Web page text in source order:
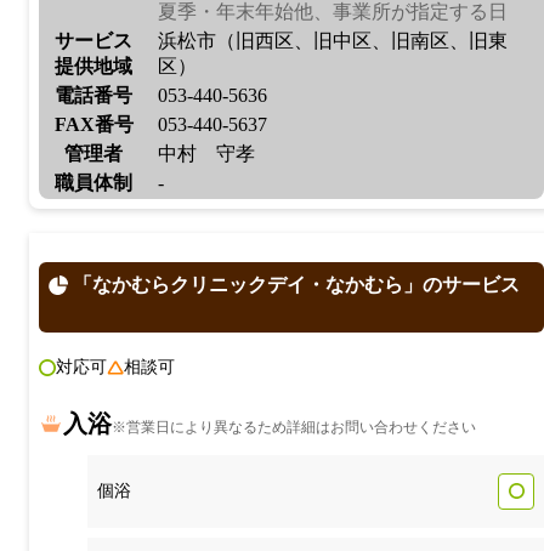
夏季・年末年始他、事業所が指定する日
サービス
提供地域
浜松市（旧西区、旧中区、旧南区、旧東
区）
電話番号
053-440-5636
FAX番号
053-440-5637
管理者
中村 守孝
職員体制
-
「なかむらクリニックデイ・なかむら」のサービス
対応可 相談可
入浴※営業日により異なるため詳細はお問い合わせください
個浴